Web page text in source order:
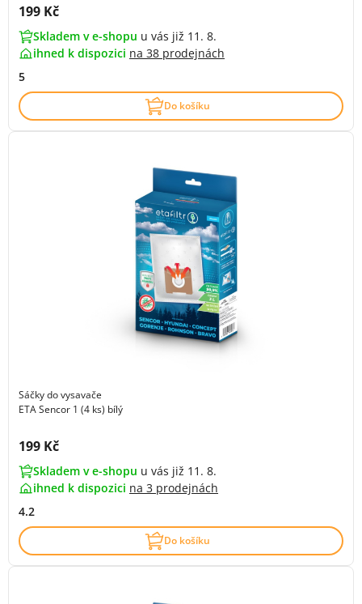
Cena s DPH:
199 Kč
Skladem v e-shopu u vás již 11. 8.
ihned k dispozici na 38 prodejnách
5
Do košíku
Sáčky do vysavače
ETA Sencor 1 (4 ks) bílý
Cena s DPH:
199 Kč
Skladem v e-shopu u vás již 11. 8.
ihned k dispozici na 3 prodejnách
4.2
Do košíku